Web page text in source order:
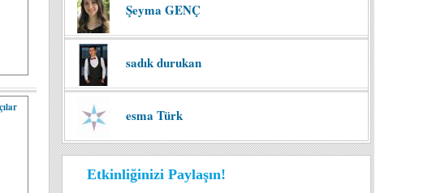
Şeyma GENÇ
sadık durukan
esma Türk
Etkinliğinizi Paylaşın!